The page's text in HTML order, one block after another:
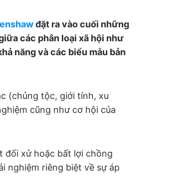
đặt ra vào cuối những
các phân loại xã hội như
năng và các biểu mẫu bản
(chủng tộc, giới tính, xu
cũng như cơ hội của
đối xử hoặc bất lợi chồng
nghiệm riêng biệt về sự áp